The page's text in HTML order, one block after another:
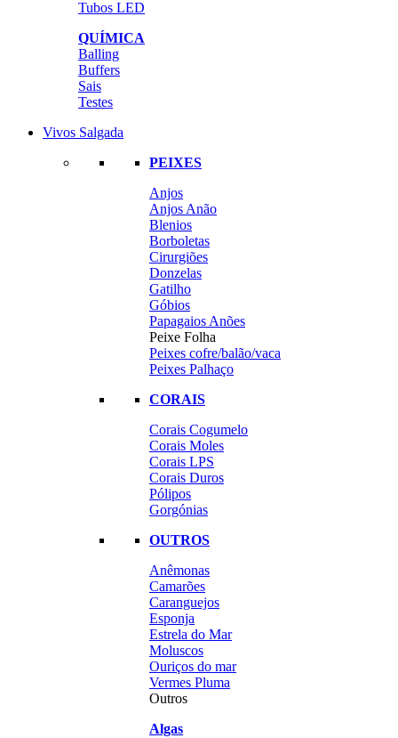
Tubos LED
QUÍMICA
Balling
Buffers
Sais
Testes
Vivos Salgada
PEIXES
Anjos
Anjos Anão
Blenios
Borboletas
Cirurgiões
Donzelas
Gatilho
Góbios
Papagaios Anões
Peixe Folha
Peixes cofre/balão/vaca
Peixes Palhaço
CORAIS
Corais Cogumelo
Corais Moles
Corais LPS
Corais Duros
Pólipos
Gorgónias
OUTROS
Anêmonas
Camarões
Caranguejos
Esponja
Estrela do Mar
Moluscos
Ouriços do mar
Vermes Pluma
Outros
Algas